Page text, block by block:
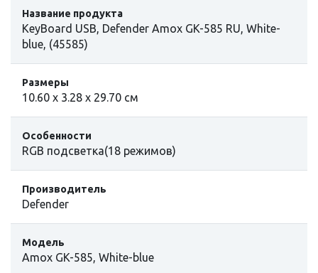
Название продукта
KeyBoard USB, Defender Amox GK-585 RU, White-
blue, (45585)
Размеры
10.60 x 3.28 x 29.70 см
Особенности
RGB подсветка(18 режимов)
Производитель
Defender
Модель
Amox GK-585, White-blue